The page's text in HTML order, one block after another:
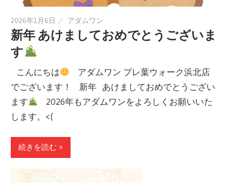
2026年1月6日 アダムワン
新年 あけましておめでとうございま
す
こんにちは
アダムワン プレ葉ウォーク浜北店
でございます！ 新年 あけましておめでとうござい
ます
2026年もアダムワンをよろしくお願いいた
します。<(
続きを読む »